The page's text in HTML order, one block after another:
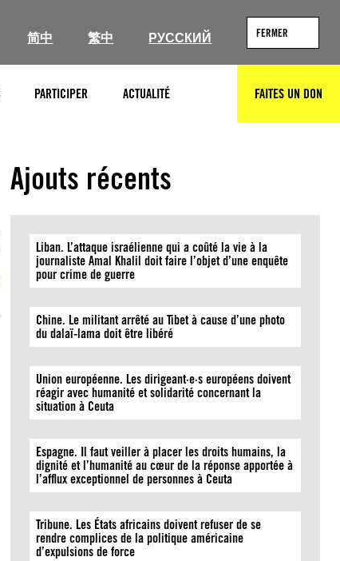
简中 繁中 РУССКИЙ FERMER
PARTICIPER ACTUALITÉ RECHERCHERFAITES UN DON
Ajouts récents
Liban. L’attaque israélienne qui a coûté la vie à la
journaliste Amal Khalil doit faire l’objet d’une enquête
pour crime de guerre
Chine. Le militant arrêté au Tibet à cause d’une photo
du dalaï-lama doit être libéré
Union européenne. Les dirigeant·e·s européens doivent
réagir avec humanité et solidarité concernant la
situation à Ceuta
Espagne. Il faut veiller à placer les droits humains, la
dignité et l’humanité au cœur de la réponse apportée à
l’afflux exceptionnel de personnes à Ceuta
Tribune. Les États africains doivent refuser de se
rendre complices de la politique américaine
d’expulsions de force